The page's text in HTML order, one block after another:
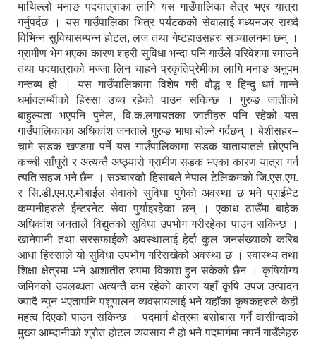
माथिल्लो मनाङ पदयात्राका लागि यस गाउँपालिका क्षेत्र भएर यात्रा
गर्नुपर्दछ । यस गाउँपालिका भित्र पर्यटकको सेवालाई मध्यनजर राख्दै
विभिन्न सुविधासम्पन्न होटल, लज तथा गेष्टहाउसहरु सञ्चालनमा छन् ।
ग्रामीण भेग भएका कारण शहरी सुविधा भन्दा पनि गाउँले परिवेशमा रमाउने
तथा पदयात्राको मज्जा लिन चाहने प्रकृतिप्रेमीका लागि मनाङ अनुपम
गन्तब्य हो । यस गाउँपालिकामा विशेष गरी वौद्ध र हिन्दु धर्म मान्ने
धर्मावलम्बीको हिस्सा उच्च रहेको पाउन सकिन्छ । गुरुङ जातीको
बाहुल्यता भएपनि पुनेल, वि.क.लगायतका जातीहरु पनि रहेको यस
गाउँपालिकाका अधिकांश जनताले गुरुङ भाषा बोल्ने गर्दछन् । बेशीसहर–
चामे सडक खण्डमा पर्ने यस गाउँपालिकामा सडक यातायातले छोएपनि
कच्ची साँघुरो र अत्यन्तै अप्ठ्यारो ग्रामीण सडक भएका कारण यात्रा गर्न
त्यति सहज भने छैन । सञ्चारको हिसाबले नेपाल टेलिकमको जि.एस.एम.
र सि.डी.एम.ए.मोबाईल सेवाको सुविधा पुगेको अवस्था छ भने प्राईभेट
कम्पनीहरुले ईन्टरनेट सेवा पुर्याइरहेका छन् । एकाध ठाउँमा बाहेक
अधिकांश जनताले विद्युतको सुविधा उपभोग गरीरहेका पाउन सकिन्छ ।
खानेपानी तथा सरसफाईको अवस्थालाई हेर्दा कुल जनसंख्याको करिब
आधा हिस्साले यो सुविधा उपभोग गरिराखेको अवस्था छ । स्वास्थ्य तथा
शिक्षा क्षेत्रमा भने आशातीत रुपमा विकाश हुन सकेको छैन । कृषियोग्य
जमिनको उपलब्धता अत्यन्तै कम रहेको कारण यहाँ कृषि उपज उत्पादन
ज्यादै न्युन भएतापनि पशुपालन व्यवसायलाई भने यहाँका कृषकहरुले केही
महत्व दिएको पाउन सकिन्छ । पदमार्ग क्षेत्रमा बसोबास गर्ने वासीन्दाको
मुख्य आम्दानीको श्रोत होटल व्यवसाय नै हो भने पदमार्गमा नपर्ने गाउँलेहरु